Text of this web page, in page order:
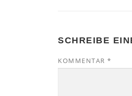
SCHREIBE
KOMMENTAR *